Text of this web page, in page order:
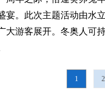
宴。此次主题活动由水
大游客展开。冬奥人可
1 2